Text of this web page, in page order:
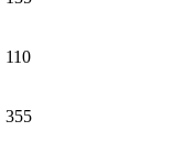
110
355